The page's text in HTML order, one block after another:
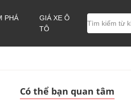
PHÁ
GIÁ XE Ô
TÔ
Có thể bạn quan tâm